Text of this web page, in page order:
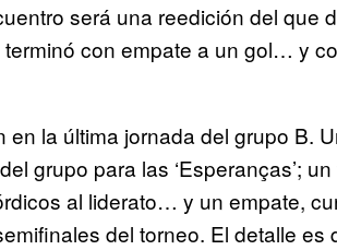
será una reedición del que
con empate a un gol… y
la última jornada del grupo B.
grupo para las ‘Esperanças’;
al liderato… y un empate,
del torneo. El detalle es